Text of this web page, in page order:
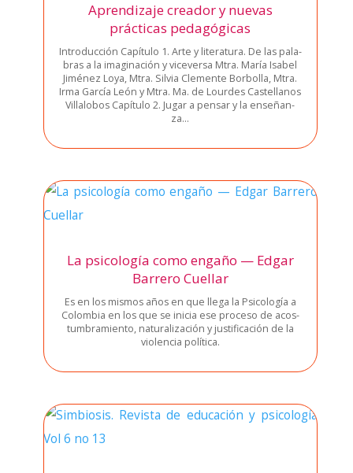
Aprendizaje creador y nuevas
prácticas pedagógicas
Intro­duc­ción Capí­tu­lo 1. Arte y lite­ra­tu­ra. De las pala­
bras a la ima­gi­na­ción y vice­ver­sa Mtra. María Isa­bel
Jimé­nez Loya, Mtra. Sil­via Cle­men­te Bor­bo­lla, Mtra.
Irma Gar­cía León y Mtra. Ma. de Lour­des Cas­te­lla­nos
Villa­lo­bos Capí­tu­lo 2. Jugar a pen­sar y la ense­ñan­
za…
La psicología como engaño — Edgar
Barrero Cuellar
Es en los mis­mos años en que lle­ga la Psi­co­lo­gía a
Colom­bia en los que se ini­cia ese pro­ce­so de acos­
tum­bra­mien­to, natu­ra­li­za­ción y jus­ti­fi­ca­ción de la
vio­len­cia polí­ti­ca.